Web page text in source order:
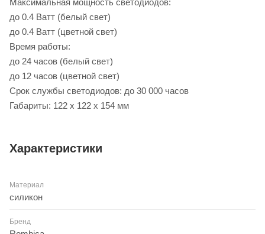
до 0.4 Ватт (белый свет)
до 0.4 Ватт (цветной свет)
Время работы:
до 24 часов (белый свет)
до 12 часов (цветной свет)
Срок службы светодиодов: до 30 000 часов
Габариты: 122 x 122 x 154 мм
Характеристики
Материал
силикон
Бренд